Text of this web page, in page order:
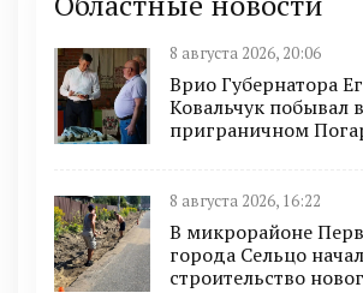
8 августа 2026, 20:06
Врио Губернатора
Ковальчук побывал в
приграничном
8 августа 2026, 16:22
В микрорайоне
города Сельцо
строительство